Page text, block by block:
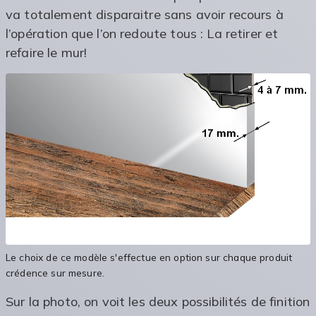
va totalement disparaitre sans avoir recours à
l’opération que l’on redoute tous : La retirer et
refaire le mur!
Le choix de ce modèle s'effectue en option sur chaque produit
crédence sur mesure.
Sur la photo, on voit les deux possibilités de finition